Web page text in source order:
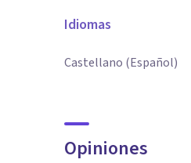
Idiomas
Castellano (Español)
Opiniones